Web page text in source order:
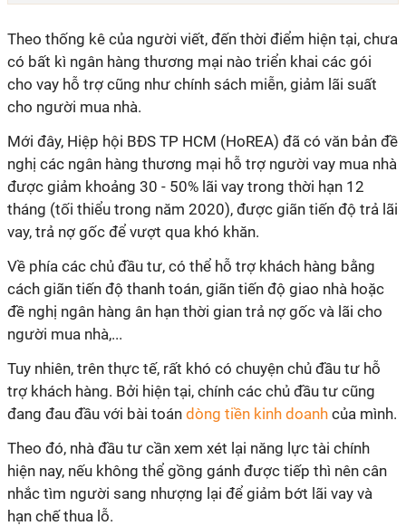
Theo thống kê của người viết, đến thời điểm hiện tại, chưa
có bất kì ngân hàng thương mại nào triển khai các gói
cho vay hỗ trợ cũng như chính sách miễn, giảm lãi suất
cho người mua nhà.
Mới đây, Hiệp hội BĐS TP HCM (HoREA) đã có văn bản đề
nghị các ngân hàng thương mại hỗ trợ người vay mua nhà
được giảm khoảng 30 - 50% lãi vay trong thời hạn 12
tháng (tối thiểu trong năm 2020), được giãn tiến độ trả lãi
vay, trả nợ gốc để vượt qua khó khăn.
Về phía các chủ đầu tư, có thể hỗ trợ khách hàng bằng
cách giãn tiến độ thanh toán, giãn tiến độ giao nhà hoặc
đề nghị ngân hàng ân hạn thời gian trả nợ gốc và lãi cho
người mua nhà,...
Tuy nhiên, trên thực tế, rất khó có chuyện chủ đầu tư hỗ
trợ khách hàng. Bởi hiện tại, chính các chủ đầu tư cũng
đang đau đầu với bài toán dòng tiền kinh doanh của mình.
Theo đó, nhà đầu tư cần xem xét lại năng lực tài chính
hiện nay, nếu không thể gồng gánh được tiếp thì nên cân
nhắc tìm người sang nhượng lại để giảm bớt lãi vay và
hạn chế thua lỗ.